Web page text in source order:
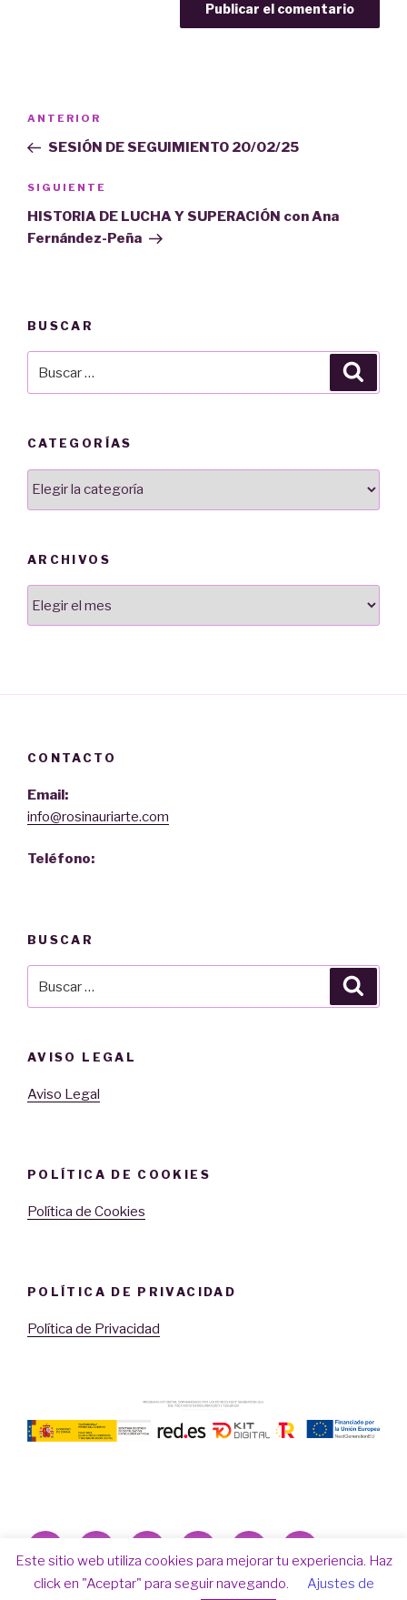
entradas
Entrada
anterior:
ANTERIOR
SESIÓN DE SEGUIMIENTO 20/02/25
Siguiente
entrada
SIGUIENTE
HISTORIA DE LUCHA Y SUPERACIÓN con Ana
Fernández-Peña
BUSCAR
CATEGORÍAS
ARCHIVOS
CONTACTO
Email:
info@rosinauriarte.com
Teléfono:
BUSCAR
AVISO LEGAL
Aviso Legal
POLÍTICA DE COOKIES
Política de Cookies
POLÍTICA DE PRIVACIDAD
Política de Privacidad
FacebookTwitterInstagramCorreo
electrónico
YoutubeLinkedIn
Este sitio web utiliza cookies para mejorar tu experiencia. Haz
click en "Aceptar" para seguir navegando.
Ajustes de